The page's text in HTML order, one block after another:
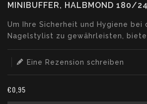
MINIBUFFER, HALBMOND 180/
Translation
missing:
Um Ihre Sicherheit und Hygiene bei
Nagelstylist zu gewährleisten,
Eine Rezension schreiben
€0,95